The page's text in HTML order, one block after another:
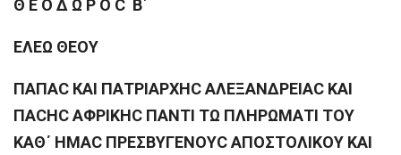
Θ Ε Ο Δ Ω Ρ Ο C Β΄
ΕΛΕΩ ΘΕΟΥ
ΠΑΠΑC КАΙ ΠΑΤΡΙΑΡΧΗC ΑΛΕΞΑΝΔΡΕΙΑC ΚΑΙ
ΠΑCΗC ΑΦΡΙΚΗC ΠΑΝΤΙ ΤΩ ΠΛΗΡΩΜΑΤΙ ΤΟΥ
ΚΑΘ΄ ΗΜΑC ΠΡΕΣΒΥΓΕΝΟΥC ΑΠΟΣΤΟΛΙΚΟΥ ΚΑΙ